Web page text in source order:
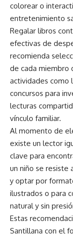
colorear o
entretenimiento
Regalar libros
efectivas de
recomienda
de cada miembro
actividades como
concursos para
lecturas
vínculo familiar.
Al momento de
existe un lector
clave para
un niño se resiste
y optar por
ilustrados o para
natural y sin
Estas
Santillana con el